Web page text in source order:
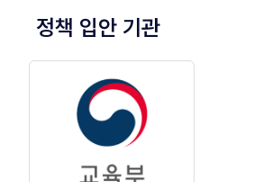
정책 입안 기관